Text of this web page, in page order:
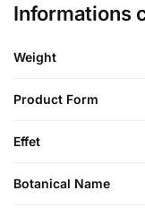
Informations
Weight
Product Form
Effet
Botanical Name